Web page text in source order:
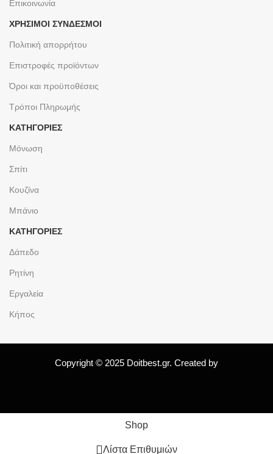
Επικοινωνία
ΧΡΉΣΙΜΟΙ ΣΎΝΔΕΣΜΟΙ
Πολιτική απορρήτου
Επιστροφές προϊόντων
Όροι και προϋποθέσεις
Τρόποι Πληρωμής
ΚΑΤΗΓΟΡΙΕΣ
Μόνωση
Σπίτι
Κουζίνα
Μπάνιο
ΚΑΤΗΓΟΡΙΕΣ
Δάπεδο
Ρητίνη
Εργαλεία
Κήπος
Copyright © 2025 Doitbest.gr. Created by
Shop
Λίστα Επιθυμιών